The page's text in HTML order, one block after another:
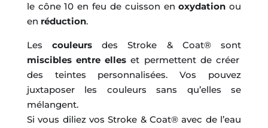
le cône 10 en feu de cuisson enoxydation ou
en réduction.
Lescouleurs des Stroke & Coat® sont
miscibles entre elles et permettent de créer
des teintes personnalisées. Vos pouvez
juxtaposer les couleurs sans qu’elles se
mélangent.
Si vous diliez vos Stroke & Coat® avec de l’eau